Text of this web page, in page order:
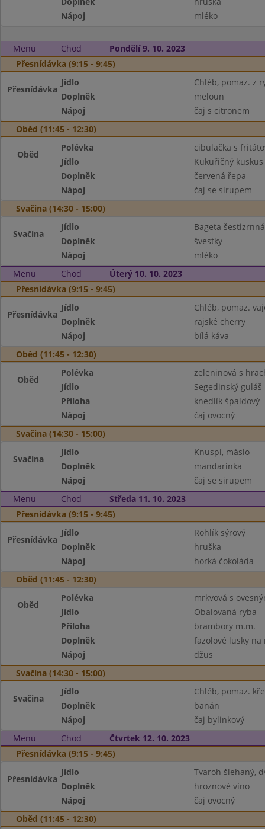
Nápoj
mléko
Menu Chod
Pondělí 9. 10. 2023
Přesnídávka (9:15 - 9:45)
Přesnídávka
Jídlo
Chléb, pomaz. z
Doplněk
meloun
Nápoj
čaj s citronem
Oběd (11:45 - 12:30)
Oběd
Polévka
cibulačka s
Jídlo
Kukuřičný
Doplněk
červená řepa
Nápoj
čaj se sirupem
Svačina (14:30 - 15:00)
Svačina
Jídlo
Bageta
Doplněk
švestky
Nápoj
mléko
Menu
Chod
Úterý 10. 10. 2023
Přesnídávka (9:15 - 9:45)
Přesnídávka
Jídlo
Chléb, pomaz.
Doplněk
rajské cherry
Nápoj
bílá káva
Oběd (11:45 - 12:30)
Oběd
Polévka
zeleninová s
Jídlo
Segedinský guláš
Příloha
knedlík špaldový
Nápoj
čaj ovocný
Svačina (14:30 - 15:00)
Svačina
Jídlo
Knuspi, máslo
Doplněk
mandarinka
Nápoj
čaj se sirupem
Menu
Chod
Středa 11. 10. 2023
Přesnídávka (9:15 - 9:45)
Přesnídávka
Jídlo
Rohlík sýrový
Doplněk
hruška
Nápoj
horká čokoláda
Oběd (11:45 - 12:30)
Oběd
Polévka
mrkvová s
Jídlo
Obalovaná ryba
Příloha
brambory m.m.
Doplněk
fazolové lusky na
Nápoj
džus
Svačina (14:30 - 15:00)
Svačina
Jídlo
Chléb, pomaz.
Doplněk
banán
Nápoj
čaj bylinkový
Menu
Chod
Čtvrtek 12. 10. 2023
Přesnídávka (9:15 - 9:45)
Přesnídávka
Jídlo
Tvaroh šlehaný,
Doplněk
hroznové víno
Nápoj
čaj ovocný
Oběd (11:45 - 12:30)